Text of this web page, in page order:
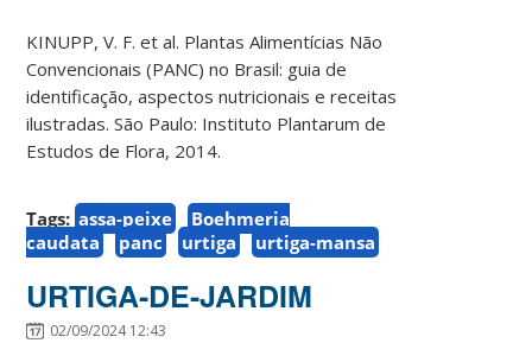
KINUPP, V. F. et al. Plantas Alimentícias Não
Convencionais (PANC) no Brasil: guia de
identificação, aspectos nutricionais e receitas
ilustradas. São Paulo: Instituto Plantarum de
Estudos de Flora, 2014.
Tags: assa-peixe
Boehmeria
caudata
panc urtiga urtiga-mansa
URTIGA-DE-JARDIM
02/09/2024 12:43